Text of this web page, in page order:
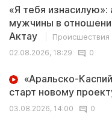
«Я тебя изнасилую»:
мужчины в
Актау
Происшествия
02.08.2026, 18:29
0
«Аральско-
старт новому
03.08.2026, 14:00
0